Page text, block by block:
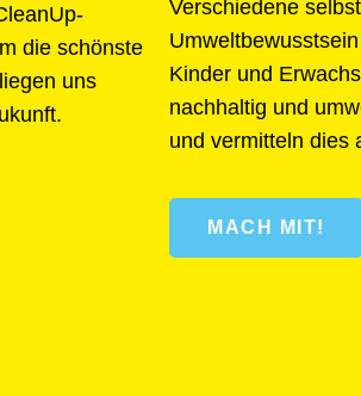
die schönste
uns
Verschiedene
Kinder und
nachhaltig und
und vermitteln dies
MACH MIT!